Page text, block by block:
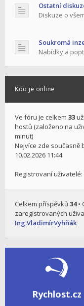
Ostatní
Diskuze o
Soukromá
Nabídky a
Kdo je online
Ve fóru je celkem 33
hostů (založeno na
minut)
Nejvíce zde současně
10.02.2026 11:44
Registrovaní
Celkem příspěvků 34•
zaregistrovaných
Ing.VladimírVyhňák
Rychlost.cz